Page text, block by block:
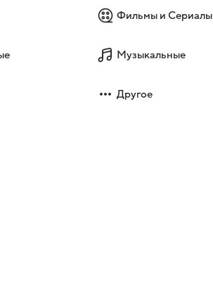
Фильмы и Сериалы
Музыкальные
Другое